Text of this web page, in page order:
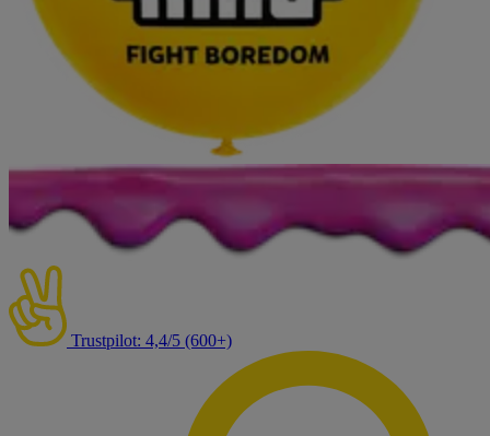
Trustpilot: 4,4/5 (600+)